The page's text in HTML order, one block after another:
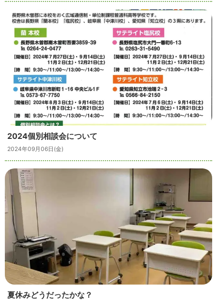
2024個別相談会について
2024年09月06日(金)
夏休みどうだったかな？